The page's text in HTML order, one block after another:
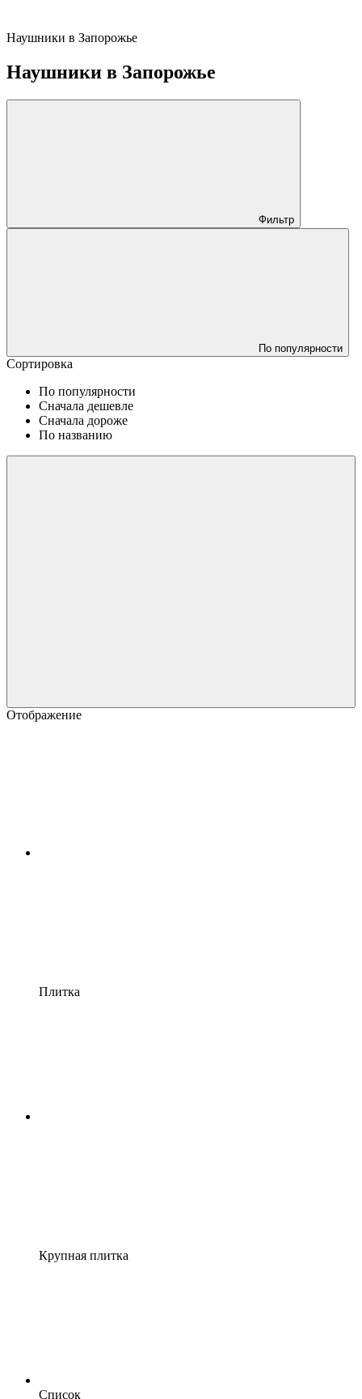
Наушники в Запорожье
Наушники в Запорожье
Фильтр
По популярности
Сортировка
По популярности
Сначала дешевле
Сначала дороже
По названию
Отображение
Плитка
Крупная плитка
Список